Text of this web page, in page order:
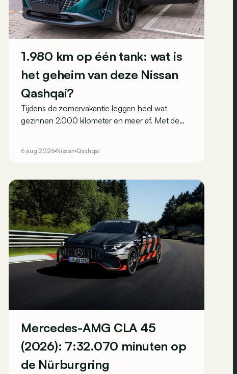
1.980 km op één tank: wat is
het geheim van deze Nissan
Qashqai?
Tijdens de zomervakantie leggen heel wat
gezinnen 2.000 kilometer en meer af. Met de
laadpaal te moeten opzoeken. Klopt dat?
6 aug 2026 Nissan Qashqai
Mercedes-AMG CLA 45
(2026): 7:32.070 minuten op
de Nürburgring